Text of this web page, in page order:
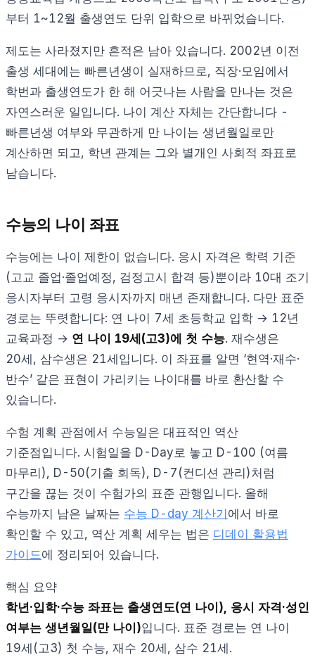
부터 1~12월 출생연도 단위 입학으로 바뀌었습니다.
제도는 사라졌지만 흔적은 남아 있습니다. 2002년 이전
출생 세대에는 빠른년생이 실재하므로, 직장·모임에서
학번과 출생연도가 한 해 어긋나는 사람을 만나는 것은
자연스러운 일입니다. 나이 계산 자체는 간단합니다 -
빠른년생 여부와 무관하게 만 나이는 생년월일로만
계산하면 되고, 학년 관계는 그와 별개인 사회적 좌표로
남습니다.
수능의 나이 좌표
수능에는 나이 제한이 없습니다. 응시 자격은 학력 기준
(고교 졸업·졸업예정, 검정고시 합격 등)뿐이라 10대 조기
응시자부터 고령 응시자까지 매년 존재합니다. 다만 표준
경로는 뚜렷합니다: 연 나이 7세 초등학교 입학 → 12년
교육과정 → 연 나이 19세(고3)에 첫 수능. 재수생은
20세, 삼수생은 21세입니다. 이 좌표를 알면 ‘현역·재수·
반수’ 같은 표현이 가리키는 나이대를 바로 환산할 수
있습니다.
수험 계획 관점에서 수능일은 대표적인 역산
기준점입니다. 시험일을 D-Day로 놓고 D-100 (여름
마무리), D-50(기출 회독), D-7(컨디션 관리)처럼
구간을 끊는 것이 수험가의 표준 관행입니다. 올해
수능까지 남은 날짜는 수능 D-day 계산기에서 바로
확인할 수 있고, 역산 계획 세우는 법은 디데이 활용법
가이드에 정리되어 있습니다.
핵심 요약
학년·입학·수능 좌표는 출생연도(연 나이), 응시 자격·성인
여부는 생년월일(만 나이)입니다. 표준 경로는 연 나이
19세(고3) 첫 수능, 재수 20세, 삼수 21세.